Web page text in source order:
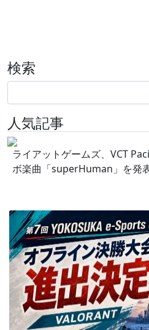
検索
人気記事
ライアットゲームズ、VCT
ボ楽曲「superHuman」を発